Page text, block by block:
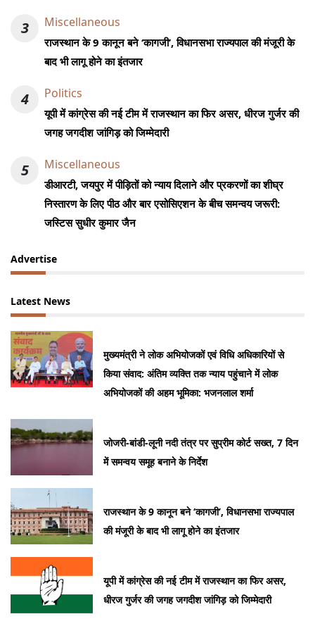
3 Miscellaneous
राजस्थान के 9 कानून बने ‘कागजी’, विधानसभा राज्यपाल की मंजूरी के
बाद भी लागू होने का इंतजार
4 Politics
यूपी में कांग्रेस की नई टीम में राजस्थान का फिर असर, धीरज गुर्जर की
जगह जगदीश जांगिड़ को जिम्मेदारी
5 Miscellaneous
डीआरटी, जयपुर में पीड़ितों को न्याय दिलाने और प्रकरणों का शीघ्र
निस्तारण के लिए पीठ और बार एसोसिएशन के बीच समन्वय जरूरी:
जस्टिस सुधीर कुमार जैन
Advertise
Latest News
मुख्यमंत्री ने लोक अभियोजकों एवं विधि अधिकारियों से
किया संवाद: अंतिम व्यक्ति तक न्याय पहुंचाने में लोक
अभियोजकों की अहम भूमिका: भजनलाल शर्मा
जोजरी-बांडी-लूनी नदी तंत्र पर सुप्रीम कोर्ट सख्त, 7 दिन
में समन्वय समूह बनाने के निर्देश
राजस्थान के 9 कानून बने ‘कागजी’, विधानसभा राज्यपाल
की मंजूरी के बाद भी लागू होने का इंतजार
यूपी में कांग्रेस की नई टीम में राजस्थान का फिर असर,
धीरज गुर्जर की जगह जगदीश जांगिड़ को जिम्मेदारी